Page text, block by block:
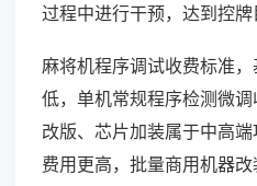
过程中进行干预，达到控牌
麻将机程序调试收费标准
低，单机常规程序检测微
改版、芯片加装属于中高
费用更高，批量商用机器